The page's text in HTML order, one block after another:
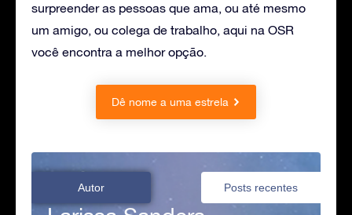
surpreender as pessoas que ama, ou até mesmo
um amigo, ou colega de trabalho, aqui na OSR
você encontra a melhor opção.
Dê nome a uma estrela
Autor Posts recentes